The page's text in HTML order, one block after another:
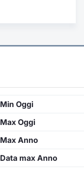
Min Oggi
Max Oggi
Max Anno
Data max Anno